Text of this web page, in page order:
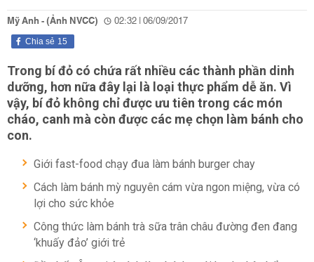
Mỹ Anh - (Ảnh NVCC) 02:32 | 06/09/2017
15
Chia sẻ
Trong bí đỏ có chứa rất nhiều các thành phần dinh
dưỡng, hơn nữa đây lại là loại thực phẩm dễ ăn. Vì
vậy, bí đỏ không chỉ được ưu tiên trong các món
cháo, canh mà còn được các mẹ chọn làm bánh cho
con.
Giới fast-food chạy đua làm bánh burger chay
Cách làm bánh mỳ nguyên cám vừa ngon miệng, vừa có
lợi cho sức khỏe
Công thức làm bánh trà sữa trân châu đường đen đang
‘khuấy đảo’ giới trẻ